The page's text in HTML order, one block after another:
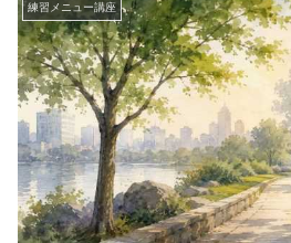
練習メニュー講座